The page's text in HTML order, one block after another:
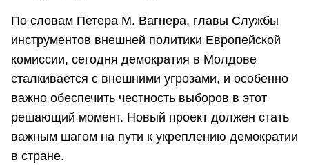
По словам Петера М. Вагнера, главы Службы
инструментов внешней политики Европейской
комиссии, сегодня демократия в Молдове
сталкивается с внешними угрозами, и особенно
важно обеспечить честность выборов в этот
решающий момент. Новый проект должен стать
важным шагом на пути к укреплению демократии
в стране.